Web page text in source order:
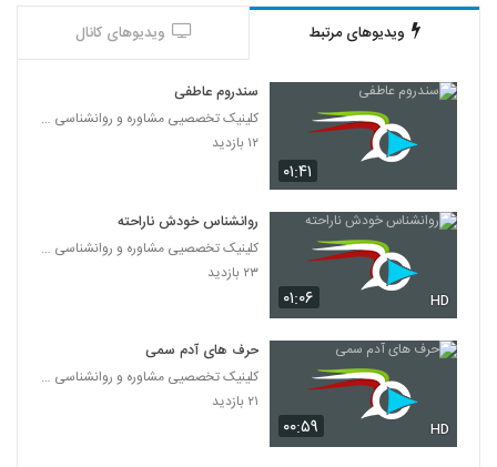
ویدیوهای مرتبط ویدیوهای کانال
۰۱:۴۱
سندروم عاطفی
کلینیک تخصصیی مشاوره و روانشناسی خانواده ایرانی
۱۲ بازدید
۰۱:۰۶ HD
روانشناس خودش ناراحته
کلینیک تخصصیی مشاوره و روانشناسی خانواده ایرانی
۲۳ بازدید
۰۰:۵۹ HD
حرف های آدم سمی
کلینیک تخصصیی مشاوره و روانشناسی خانواده ایرانی
۲۱ بازدید